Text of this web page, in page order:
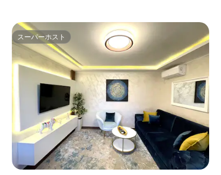
スーパーホスト
スーパーホスト